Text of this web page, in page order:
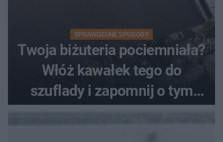
SPRAWDZONE SPOSOBY
Twoja biżuteria pociemniała?
Włóż kawałek tego do
szuflady i zapomnij o tym
problemie. Sposób na